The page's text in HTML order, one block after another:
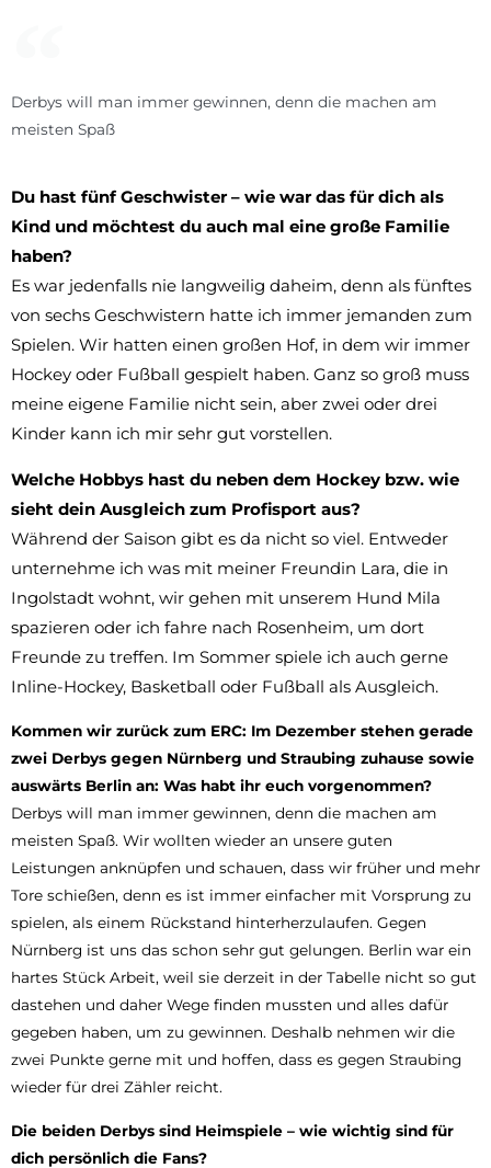
Derbys will man immer gewinnen, denn die machen am
meisten Spaß
Du hast fünf Geschwister – wie war das für dich als
Kind und möchtest du auch mal eine große Familie
haben?
Es war jedenfalls nie langweilig daheim, denn als fünftes
von sechs Geschwistern hatte ich immer jemanden zum
Spielen. Wir hatten einen großen Hof, in dem wir immer
Hockey oder Fußball gespielt haben. Ganz so groß muss
meine eigene Familie nicht sein, aber zwei oder drei
Kinder kann ich mir sehr gut vorstellen.
Welche Hobbys hast du neben dem Hockey bzw. wie
sieht dein Ausgleich zum Profisport aus?
Während der Saison gibt es da nicht so viel. Entweder
unternehme ich was mit meiner Freundin Lara, die in
Ingolstadt wohnt, wir gehen mit unserem Hund Mila
spazieren oder ich fahre nach Rosenheim, um dort
Freunde zu treffen. Im Sommer spiele ich auch gerne
Inline-Hockey, Basketball oder Fußball als Ausgleich.
Kommen wir zurück zum ERC: Im Dezember stehen gerade
zwei Derbys gegen Nürnberg und Straubing zuhause sowie
auswärts Berlin an: Was habt ihr euch vorgenommen?
Derbys will man immer gewinnen, denn die machen am
meisten Spaß. Wir wollten wieder an unsere guten
Leistungen anknüpfen und schauen, dass wir früher und mehr
Tore schießen, denn es ist immer einfacher mit Vorsprung zu
spielen, als einem Rückstand hinterherzulaufen. Gegen
Nürnberg ist uns das schon sehr gut gelungen. Berlin war ein
hartes Stück Arbeit, weil sie derzeit in der Tabelle nicht so gut
dastehen und daher Wege finden mussten und alles dafür
gegeben haben, um zu gewinnen. Deshalb nehmen wir die
zwei Punkte gerne mit und hoffen, dass es gegen Straubing
wieder für drei Zähler reicht.
Die beiden Derbys sind Heimspiele – wie wichtig sind für
dich persönlich die Fans?